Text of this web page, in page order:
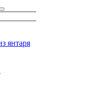
янтаря